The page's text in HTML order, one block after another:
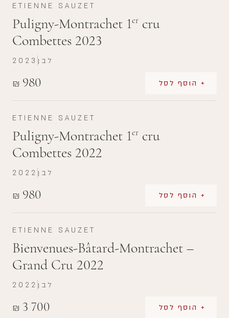
ETIENNE SAUZET
Puligny-Montrachet 1er cru
Combettes 2023
₪ 980 + הוסף לסל
2023 לבן
ETIENNE SAUZET
Puligny-Montrachet 1er cru
Combettes 2022
₪ 980 + הוסף לסל
2022 לבן
ETIENNE SAUZET
Bienvenues-Bâtard-Montrachet –
Grand Cru 2022
₪ 3 700 + הוסף לסל
2022 לבן